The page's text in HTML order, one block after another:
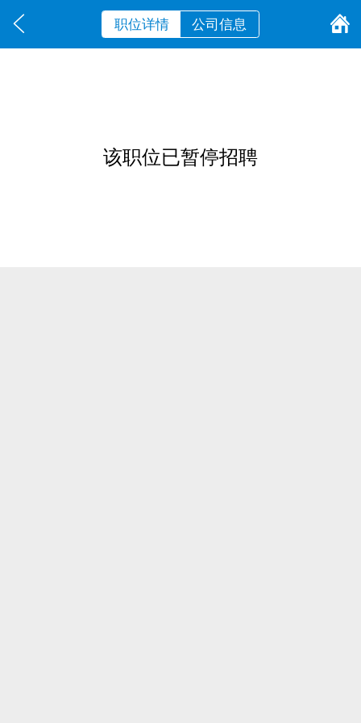
职位详情 公司信息
该职位已暂停招聘